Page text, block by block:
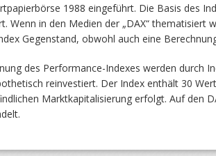
1988 eingeführt. Die Basis des
Wenn in den Medien der „DAX“ thematisiert
Gegenstand, obwohl auch eine
des Performance-Indexes werden durch
reinvestiert. Der Index enthält 30
Marktkapitalisierung erfolgt. Auf den